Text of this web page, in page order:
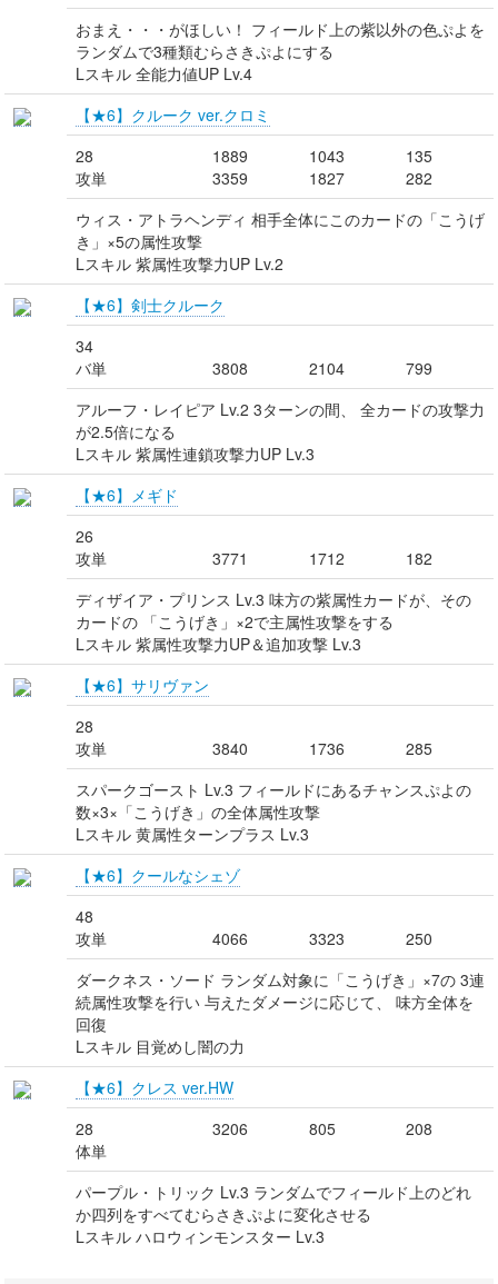
おまえ・・・がほしい！ フィールド上の紫以外の色ぷよを
ランダムで3種類むらさきぷよにする
Lスキル 全能力値UP Lv.4
【★6】クルーク ver.クロミ
28
攻単
1889
3359
1043
1827
135
282
ウィス・アトラヘンディ 相手全体にこのカードの「こうげ
き」×5の属性攻撃
Lスキル 紫属性攻撃力UP Lv.2
【★6】剣士クルーク
34
バ単
3808 2104
799
アルーフ・レイピア Lv.2 3ターンの間、 全カードの攻撃力
が2.5倍になる
Lスキル 紫属性連鎖攻撃力UP Lv.3
【★6】メギド
26
攻単
3771 1712
182
ディザイア・プリンス Lv.3 味方の紫属性カードが、その
カードの 「こうげき」×2で主属性攻撃をする
Lスキル 紫属性攻撃力UP＆追加攻撃 Lv.3
【★6】サリヴァン
28
攻単
3840 1736
285
スパークゴースト Lv.3 フィールドにあるチャンスぷよの
数×3×「こうげき」の全体属性攻撃
Lスキル 黄属性ターンプラス Lv.3
【★6】クールなシェゾ
48
攻単
4066 3323
250
ダークネス・ソード ランダム対象に「こうげき」×7の 3連
続属性攻撃を行い 与えたダメージに応じて、 味方全体を
回復
Lスキル 目覚めし闇の力
【★6】クレス ver.HW
28
体単
3206 805 208
パープル・トリック Lv.3 ランダムでフィールド上のどれ
か四列をすべてむらさきぷよに変化させる
Lスキル ハロウィンモンスター Lv.3